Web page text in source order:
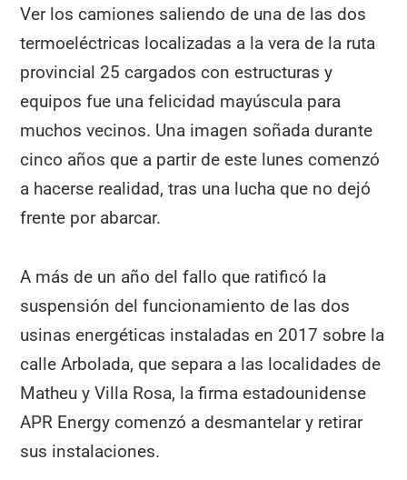
Ver los camiones saliendo de una de las dos
termoeléctricas localizadas a la vera de la ruta
provincial 25 cargados con estructuras y
equipos fue una felicidad mayúscula para
muchos vecinos. Una imagen soñada durante
cinco años que a partir de este lunes comenzó
a hacerse realidad, tras una lucha que no dejó
frente por abarcar.
A más de un año del fallo que ratificó la
suspensión del funcionamiento de las dos
usinas energéticas instaladas en 2017 sobre la
calle Arbolada, que separa a las localidades de
Matheu y Villa Rosa, la firma estadounidense
APR Energy comenzó a desmantelar y retirar
sus instalaciones.